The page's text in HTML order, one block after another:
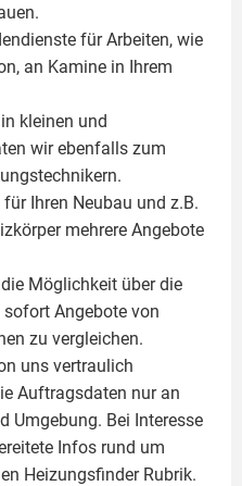
für Arbeiten, wie
an Kamine in Ihrem
kleinen und
wir ebenfalls zum
Ihren Neubau und z.B.
mehrere Angebote
Möglichkeit über die
Angebote von
zu vergleichen.
uns vertraulich
Auftragsdaten nur an
Umgebung. Bei Interesse
Infos rund um
Heizungsfinder Rubrik.